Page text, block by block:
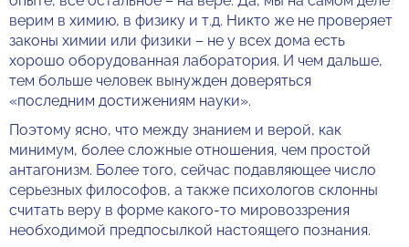
верим в химию, в физику и т.д. Никто же не проверяет
законы химии или физики – не у всех дома есть
хорошо оборудованная лаборатория. И чем дальше,
тем больше человек вынужден доверяться
«последним достижениям науки».
Поэтому ясно, что между знанием и верой, как
минимум, более сложные отношения, чем простой
антагонизм. Более того, сейчас подавляющее число
серьезных философов, а также психологов склонны
считать веру в форме какого-то мировоззрения
необходимой предпосылкой настоящего познания.